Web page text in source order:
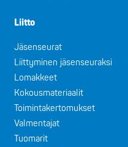
Liitto
Jäsenseurat
Liittyminen jäsenseuraksi
Lomakkeet
Kokousmateriaalit
Toimintakertomukset
Valmentajat
Tuomarit